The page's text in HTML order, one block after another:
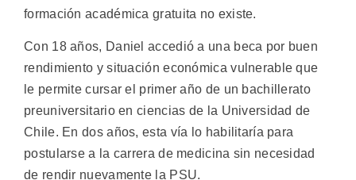
formación académica gratuita no existe.
Con 18 años, Daniel accedió a una beca por buen
rendimiento y situación económica vulnerable que
le permite cursar el primer año de un bachillerato
preuniversitario en ciencias de la Universidad de
Chile. En dos años, esta vía lo habilitaría para
postularse a la carrera de medicina sin necesidad
de rendir nuevamente la PSU.